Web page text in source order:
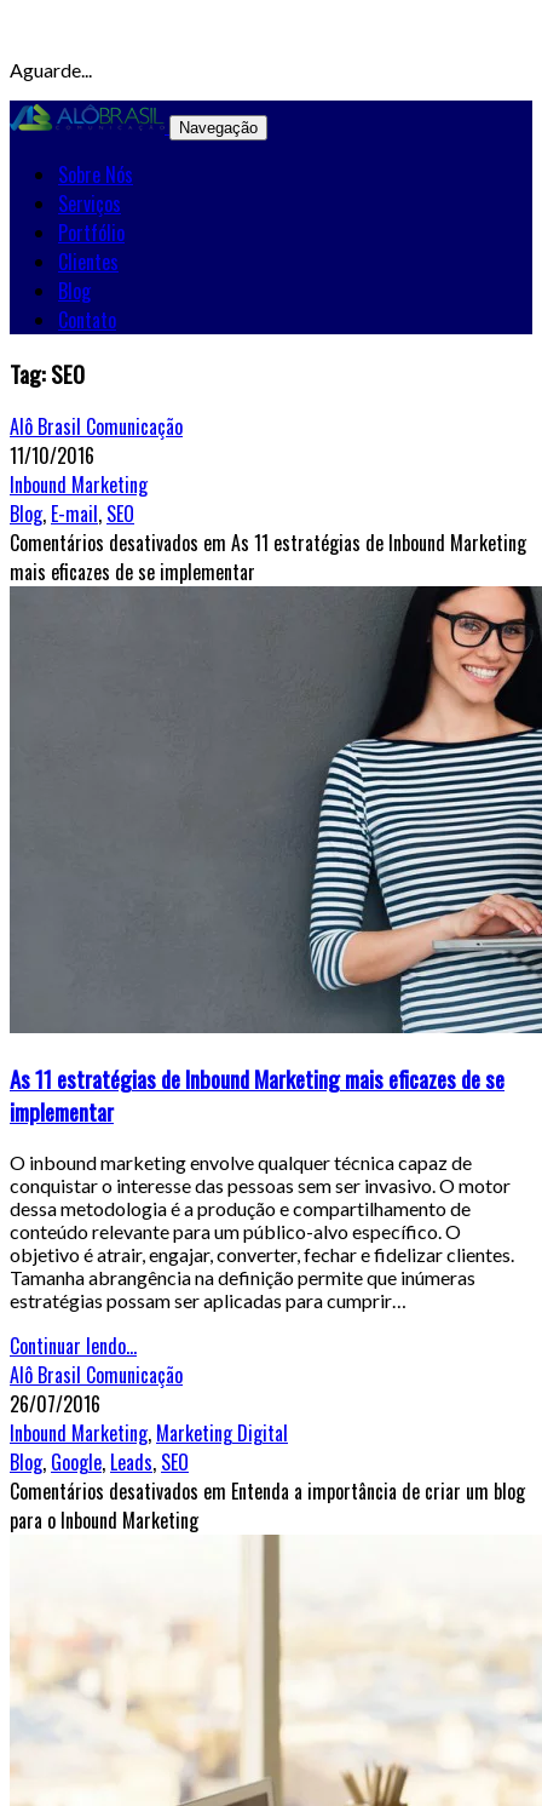
Aguarde...
Navegação
Sobre Nós
Serviços
Portfólio
Clientes
Blog
Contato
Tag: SEO
Alô Brasil Comunicação
11/10/2016
Inbound Marketing
Blog, E-mail, SEO
Comentários desativados em As 11 estratégias de Inbound Marketing
mais eficazes de se implementar
As 11 estratégias de Inbound Marketing mais eficazes de se
implementar
O inbound marketing envolve qualquer técnica capaz de
conquistar o interesse das pessoas sem ser invasivo. O motor
dessa metodologia é a produção e compartilhamento de
conteúdo relevante para um público-alvo específico. O
objetivo é atrair, engajar, converter, fechar e fidelizar clientes.
Tamanha abrangência na definição permite que inúmeras
estratégias possam ser aplicadas para cumprir…
Continuar lendo...
Alô Brasil Comunicação
26/07/2016
Inbound Marketing, Marketing Digital
Blog, Google, Leads, SEO
Comentários desativados em Entenda a importância de criar um blog
para o Inbound Marketing